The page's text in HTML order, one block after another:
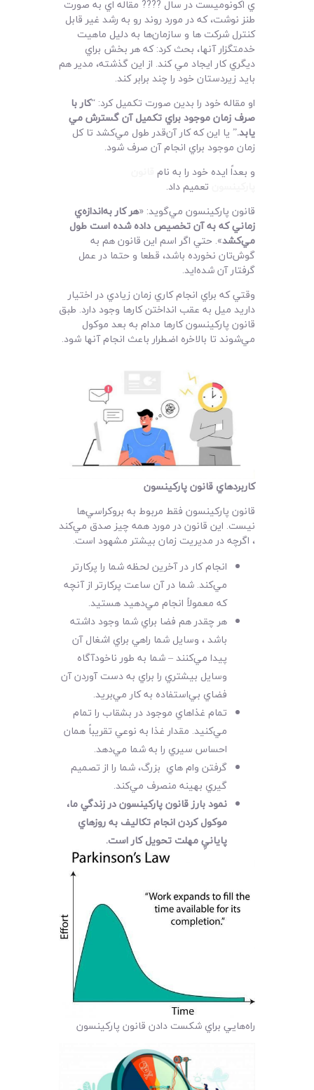
ي اکونوميست در سال ???? مقاله اي به صورت
طنز نوشت، که در مورد روند رو به رشد غير قابل
کنترل شرکت ها و سازمان‌ها به دليل ماهيت
خدمتگزار آنها، بحث کرد: که هر بخش براي
ديگري کار ايجاد مي کند. از اين گذشته، مدير هم
بايد زيردستان خود را چند برابر کند.
او مقاله خود را بدين صورت تکميل کرد: “کار با
صرف زمان موجود براي تکميل آن گسترش مي
يابد.” يا اين که کار آن‌قدر طول مي‌کشد تا کل
زمان موجود براي انجام آن صرف شود.
و بعداً ايده خود را به نام
تعميم داد.
قانون پارکينسون مي‌گويد: «هر کار به‌اندازه‌ي
زماني که به آن تخصيص داده شده است طول
مي‌کشد». حتي اگر اسم اين قانون هم به
گوش‌تان نخورده باشد، قطعا و حتما در عمل
گرفتار آن شده‌ايد.
وقتي که براي انجام کاري زمان زيادي در اختيار
داريد ميل به عقب انداختن کارها وجود دارد. طبق
قانون پارکينسون کارها مدام به بعد موکول
مي‌شوند تا بالاخره اضطرار باعث انجام آنها شود.
کاربردهاي قانون پارکينسون
قانون پارکينسون فقط مربوط به بروکراسي‌ها
نيست. اين قانون در مورد همه چيز صدق مي‌کند
، اگرچه در مديريت زمان بيشتر مشهود است.
انجام کار در آخرين لحظه شما را پرکارتر
مي‌کند. شما در آن ساعت پرکار‌تر از آنچه
که معمولاً انجام مي‌دهيد هستيد.
هر چقدر هم فضا براي شما وجود داشته
باشد ، وسايل شما راهي براي اشغال آن
پيدا مي‌کنند – شما به طور ناخودآگاه
وسايل بيشتري را براي به دست آوردن آن
فضاي بي‌استفاده به کار مي‌بريد.
تمام غذاهاي موجود در بشقاب را تمام
مي‌کنيد. مقدار غذا به نوعي تقريباً همان
احساس سيري را به شما مي‌دهد.
گرفتن وام هاي بزرگ، شما را از تصميم
گيري بهينه منصرف مي‌کند.
نمود بارز قانون پارکينسون در زندگي ما،
موکول کردن انجام تکاليف به روزهاي
پايانيِ مهلت تحويل کار است.
راه‌هايي براي شکست دادن قانون پارکينسون